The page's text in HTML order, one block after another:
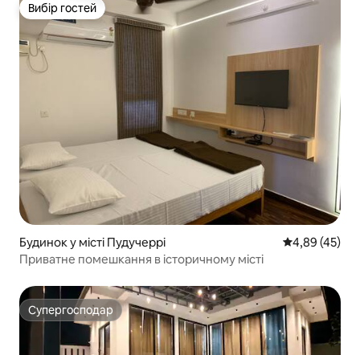
Вибір гостей
Вибір гостей
Будинок у місті Пудучеррі Середня
4,89 (45)
Приватне помешкання в історичному місті
Супергосподар
Супергосподар